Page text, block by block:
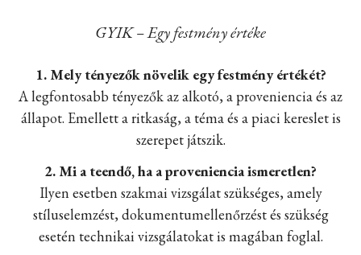
GYIK – Egy festmény értéke
1. Mely tényezők növelik egy festmény értékét?
A legfontosabb tényezők az alkotó, a proveniencia és az
állapot. Emellett a ritkaság, a téma és a piaci kereslet is
szerepet játszik.
2. Mi a teendő, ha a proveniencia ismeretlen?
Ilyen esetben szakmai vizsgálat szükséges, amely
stíluselemzést, dokumentumellenőrzést és szükség
esetén technikai vizsgálatokat is magában foglal.